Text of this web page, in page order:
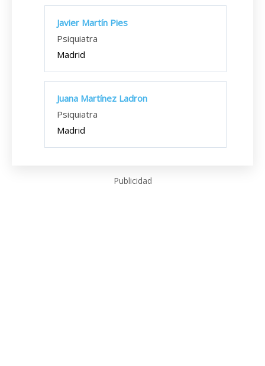
Javier Martín Pies
Psiquiatra
Madrid
Juana Martínez Ladron
Psiquiatra
Madrid
Publicidad